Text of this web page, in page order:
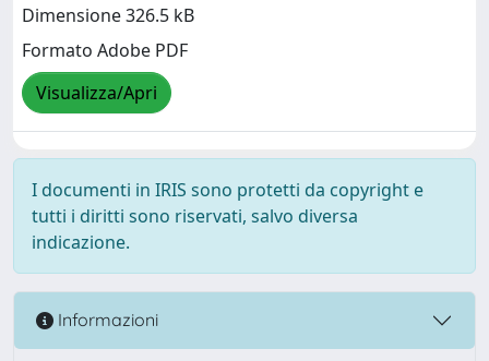
Dimensione 326.5 kB
Formato Adobe PDF
Visualizza/Apri
I documenti in IRIS sono protetti da copyright e
tutti i diritti sono riservati, salvo diversa
indicazione.
Informazioni